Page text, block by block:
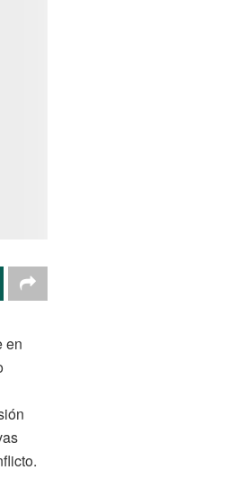
en